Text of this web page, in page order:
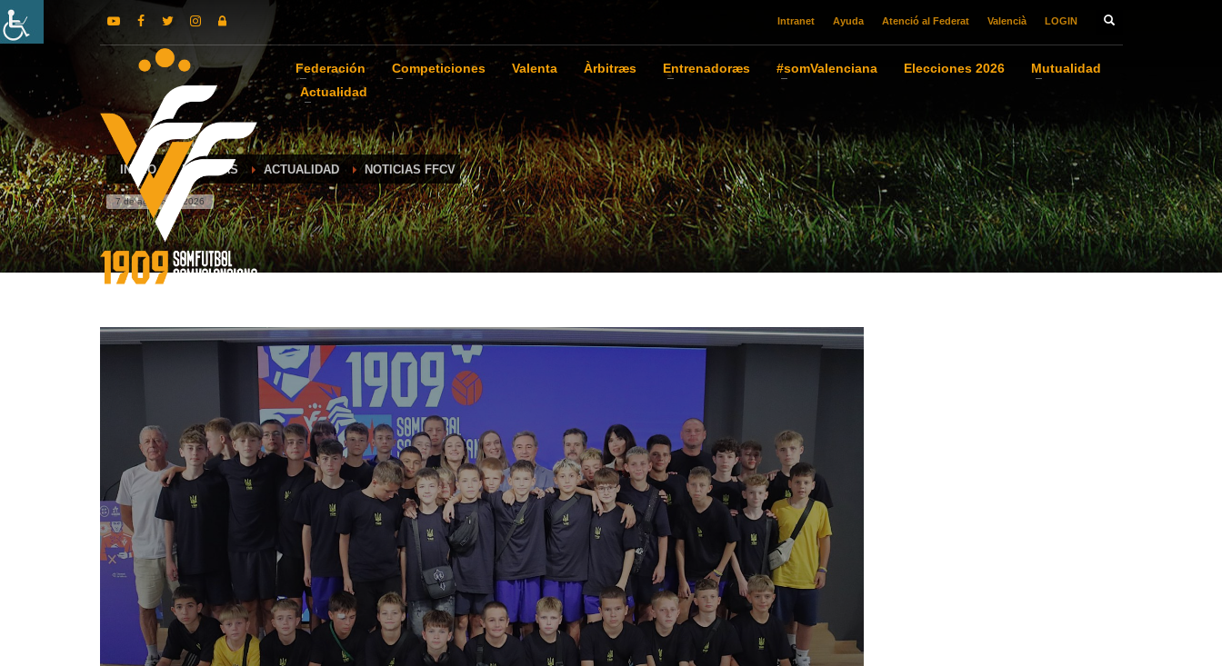
Intranet Ayuda Atenció al Federat Valencià LOGIN
Federación Competiciones Valenta Àrbitræs Entrenadoræs #somValenciana Elecciones 2026
Mutualidad
Actualidad
INICIO NOTICIAS ACTUALIDAD NOTICIAS FFCV
7 de agosto de 2026